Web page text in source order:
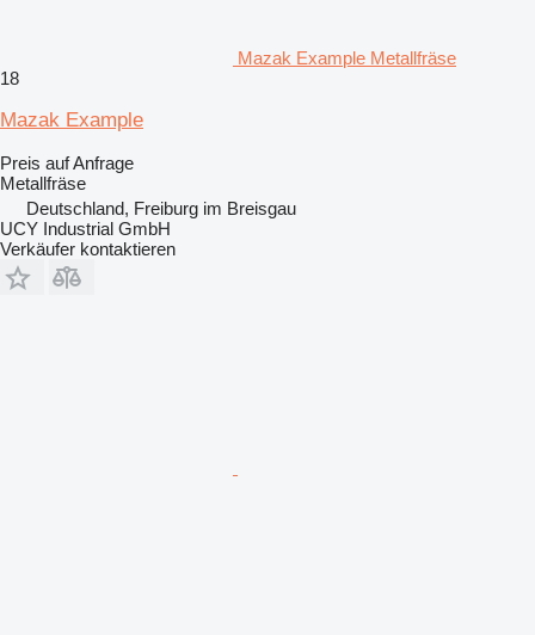
Mazak Example Metallfräse
18
Mazak Example
Preis auf Anfrage
Metallfräse
Deutschland, Freiburg im Breisgau
UCY Industrial GmbH
Verkäufer kontaktieren